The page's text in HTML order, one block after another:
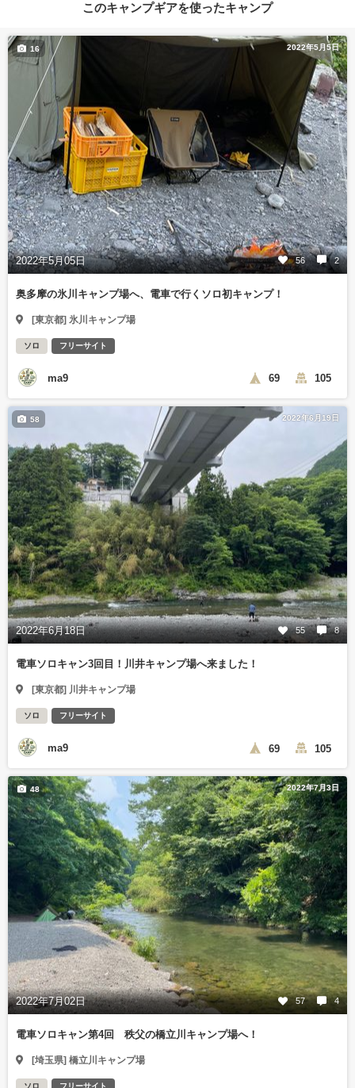
このキャンプギアを使ったキャンプ
2022年5月5日
2022年5月05日 56 2
16
奥多摩の氷川キャンプ場へ、電車で行くソロ初キャンプ！
[東京都] 氷川キャンプ場
ソロ フリーサイト
ma9 69 105
2022年6月19日
2022年6月18日 55 8
58
電車ソロキャン3回目！川井キャンプ場へ来ました！
[東京都] 川井キャンプ場
ソロ フリーサイト
ma9 69 105
2022年7月3日
2022年7月02日 57 4
48
電車ソロキャン第4回 秩父の橋立川キャンプ場へ！
[埼玉県] 橋立川キャンプ場
ソロ フリーサイト